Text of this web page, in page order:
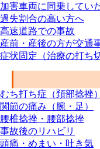
加害車両に同乗してい
過失割合の高い方へ
高速道路での事故
産前・産後の方が交通
症状固定（治療の打ち
むち打ち症（頚部捻挫）
関節の痛み（腕・足）
腰椎捻挫・腰部捻挫
事故後のリハビリ
頭痛・めまい・吐き気